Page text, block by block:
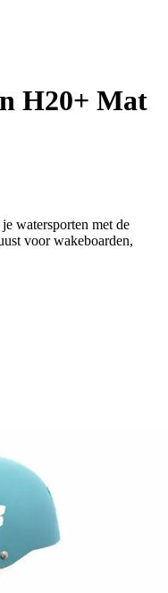
H20+ Mat
watersporten met de
voor wakeboarden,